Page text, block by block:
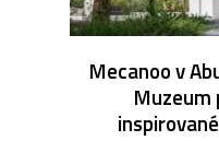
Mecanoo v
Muzeum